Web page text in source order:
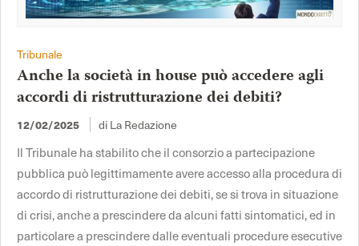
Tribunale
Anche la società in house può accedere agli
accordi di ristrutturazione dei debiti?
12/02/2025 di La Redazione
Il Tribunale ha stabilito che il consorzio a partecipazione
pubblica può legittimamente avere accesso alla procedura di
accordo di ristrutturazione dei debiti, se si trova in situazione
di crisi, anche a prescindere da alcuni fatti sintomatici, ed in
particolare a prescindere dalle eventuali procedure esecutive